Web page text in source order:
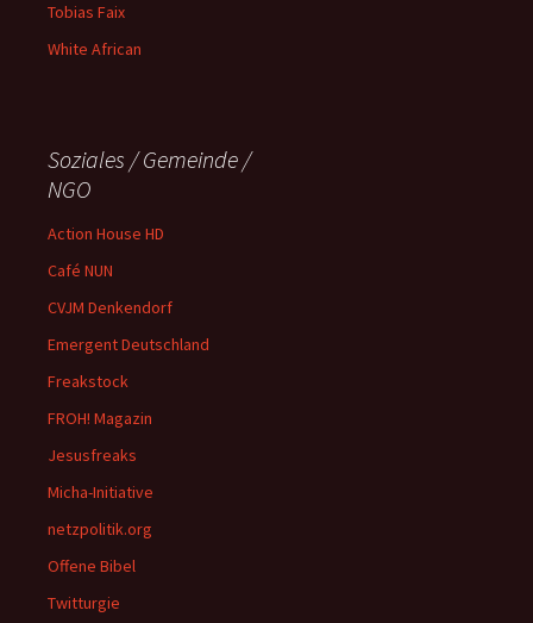
Tobias Faix
White African
Soziales / Gemeinde /
NGO
Action House HD
Café NUN
CVJM Denkendorf
Emergent Deutschland
Freakstock
FROH! Magazin
Jesusfreaks
Micha-Initiative
netzpolitik.org
Offene Bibel
Twitturgie